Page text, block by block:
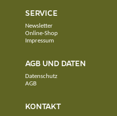
SERVICE
Newsletter
Online-Shop
Impressum
AGB UND DATEN
Datenschutz
AGB
KONTAKT